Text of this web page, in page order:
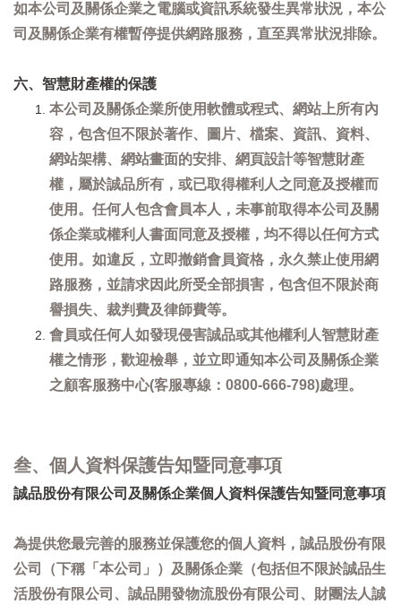
如本公司及關係企業之電腦或資訊系統發生異常狀況，本公
司及關係企業有權暫停提供網路服務，直至異常狀況排除。
六、智慧財產權的保護
本公司及關係企業所使用軟體或程式、網站上所有內
容，包含但不限於著作、圖片、檔案、資訊、資料、
網站架構、網站畫面的安排、網頁設計等智慧財產
權，屬於誠品所有，或已取得權利人之同意及授權而
使用。任何人包含會員本人，未事前取得本公司及關
係企業或權利人書面同意及授權，均不得以任何方式
使用。如違反，立即撤銷會員資格，永久禁止使用網
路服務，並請求因此所受全部損害，包含但不限於商
譽損失、裁判費及律師費等。
會員或任何人如發現侵害誠品或其他權利人智慧財產
權之情形，歡迎檢舉，並立即通知本公司及關係企業
之顧客服務中心(客服專線：0800-666-798)處理。
叁、個人資料保護告知暨同意事項
誠品股份有限公司及關係企業個人資料保護告知暨同意事項
為提供您最完善的服務並保護您的個人資料，誠品股份有限
公司（下稱「本公司」）及關係企業（包括但不限於誠品生
活股份有限公司、誠品開發物流股份有限公司、財團法人誠